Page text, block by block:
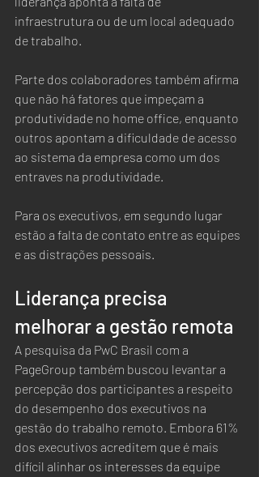
infraestrutura ou de um local adequado
de trabalho.
Parte dos colaboradores também afirma
que não há fatores que impeçam a
produtividade no home office, enquanto
outros apontam a dificuldade de acesso
ao sistema da empresa como um dos
entraves na produtividade.
Para os executivos, em segundo lugar
estão a falta de contato entre as equipes
e as distrações pessoais.
Liderança precisa
melhorar a gestão remota
A pesquisa da PwC Brasil com a
PageGroup também buscou levantar a
percepção dos participantes a respeito
do desempenho dos executivos na
gestão do trabalho remoto. Embora 61%
dos executivos acreditem que é mais
difícil alinhar os interesses da equipe